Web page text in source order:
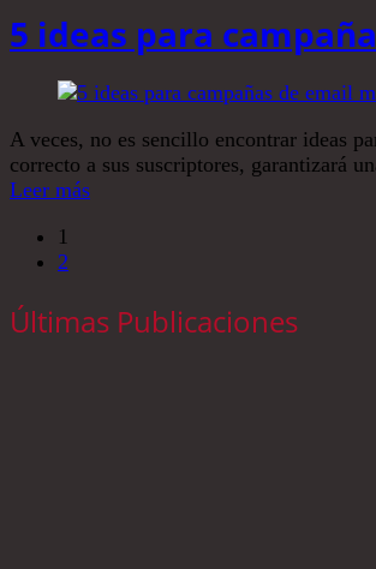
5 ideas para
A veces, no es sencillo encontrar ideas
correcto a sus suscriptores, garantizará
Leer más
1
2
Últimas Publicaciones